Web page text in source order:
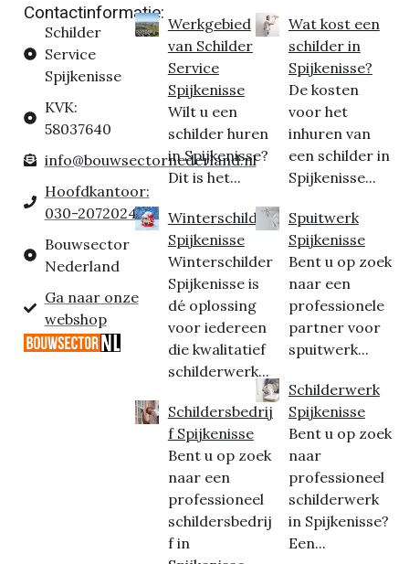
Contactinformatie:
Schilder
Service
Spijkenisse
KVK:
58037640
info@bouwsectornederland.nl
Hoofdkantoor:
030-2072024
Bouwsector
Nederland
Ga naar onze
webshop
Werkgebied
van Schilder
Service
Spijkenisse
Wilt u een
schilder huren
in Spijkenisse?
Dit is het...
Winterschilder
Spijkenisse
Winterschilder
Spijkenisse is
dé oplossing
voor iedereen
die kwalitatief
schilderwerk...
Schildersbedrij
f Spijkenisse
Bent u op zoek
naar een
professioneel
schildersbedrij
f in
Wat kost een
schilder in
Spijkenisse?
De kosten
voor het
inhuren van
een schilder in
Spijkenisse...
Spuitwerk
Spijkenisse
Bent u op zoek
naar een
professionele
partner voor
spuitwerk...
Schilderwerk
Spijkenisse
Bent u op zoek
naar
professioneel
schilderwerk
in Spijkenisse?
Een...